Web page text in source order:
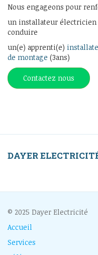
Nous engageons pour
un installateur électricien
conduire
un(e) apprenti(e)
de montage (3ans)
Contactez nous
DAYER
© 2025 Dayer Electricité
Accueil
Services